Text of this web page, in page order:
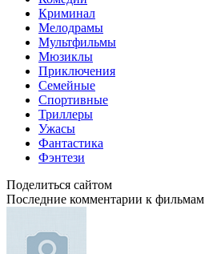
Криминал
Мелодрамы
Мультфильмы
Мюзиклы
Приключения
Семейные
Спортивные
Триллеры
Ужасы
Фантастика
Фэнтези
Поделиться сайтом
Последние комментарии к фильмам